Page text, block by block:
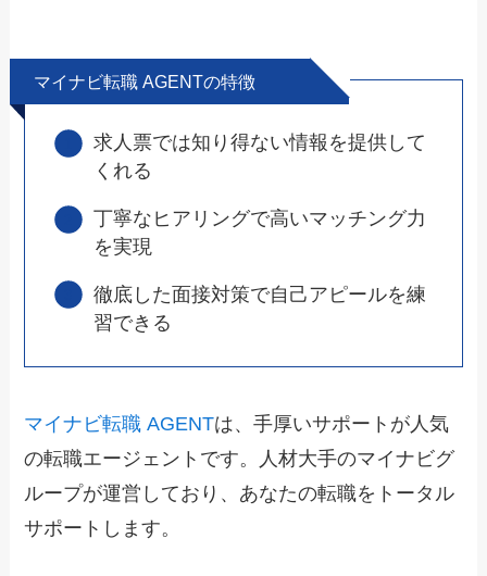
マイナビ転職 AGENTの特徴
求人票では知り得ない情報を提供して
くれる
丁寧なヒアリングで高いマッチング力
を実現
徹底した面接対策で自己アピールを練
習できる
マイナビ転職 AGENTは、手厚いサポートが人気
の転職エージェントです。人材大手のマイナビグ
ループが運営しており、あなたの転職をトータル
サポートします。